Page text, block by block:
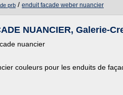
prb / enduit facade weber nuancier
NUANCIER, Galerie-
nuancier
couleurs pour les enduits de